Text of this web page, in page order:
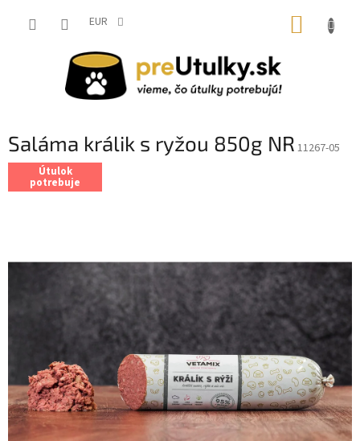
EUR
Saláma králik s ryžou 850g NR 11267-05
Útulok
potrebuje